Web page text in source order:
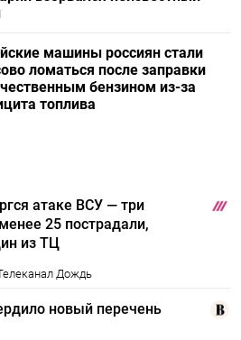
машины россиян стали
ломаться после заправки
бензином из-за
топлива